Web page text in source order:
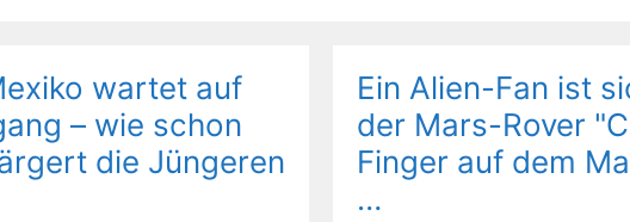
wartet auf
– wie schon
die Jüngeren
Ein Alien-Fan ist
der Mars-Rover
Finger auf dem
…